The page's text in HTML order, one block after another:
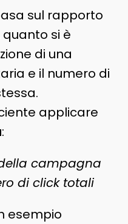
sul rapporto
quanto si è
di una
e il numero di
applicare
:
campagna
di click totali
esempio